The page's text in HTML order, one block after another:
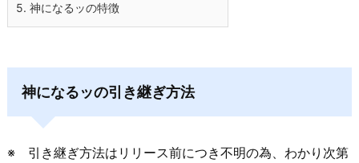
5. 神になるッの特徴
神になるッの引き継ぎ方法
※ 引き継ぎ方法はリリース前につき不明の為、わかり次第